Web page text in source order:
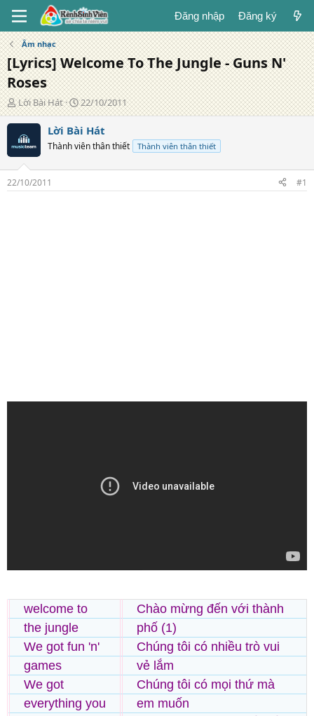
Đăng nhập Đăng ký
Âm nhạc
[Lyrics] Welcome To The Jungle - Guns N'
Roses
T
á
c
g
i
ả
Lời Bài Hát
N
g
à
y
đ
g
22/10/2011
Lời Bài Hát
Thành viên thân thiết Thành viên thân thiết
22/10/2011 #1
welcome to
the jungle
We got fun 'n'
games
We got
everything you
Chào mừng đến với thành
phố (1)
Chúng tôi có nhiều trò vui
vẻ lắm
Chúng tôi có mọi thứ mà
em muốn